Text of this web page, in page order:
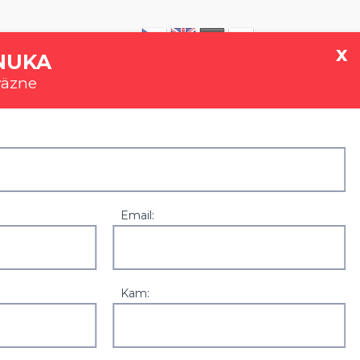
REFERENCIE KONTAKT
Zľavy a akcie
x
Email:
Kam: